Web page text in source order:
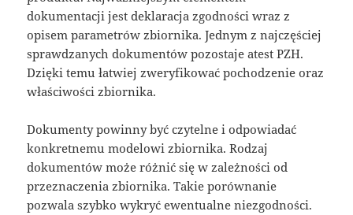
dokumentacji jest deklaracja zgodności wraz z
opisem parametrów zbiornika. Jednym z najczęściej
sprawdzanych dokumentów pozostaje atest PZH.
Dzięki temu łatwiej zweryfikować pochodzenie oraz
właściwości zbiornika.
Dokumenty powinny być czytelne i odpowiadać
konkretnemu modelowi zbiornika. Rodzaj
dokumentów może różnić się w zależności od
przeznaczenia zbiornika. Takie porównanie
pozwala szybko wykryć ewentualne niezgodności.